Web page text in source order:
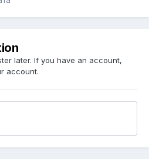
later. If you have an account,
account.